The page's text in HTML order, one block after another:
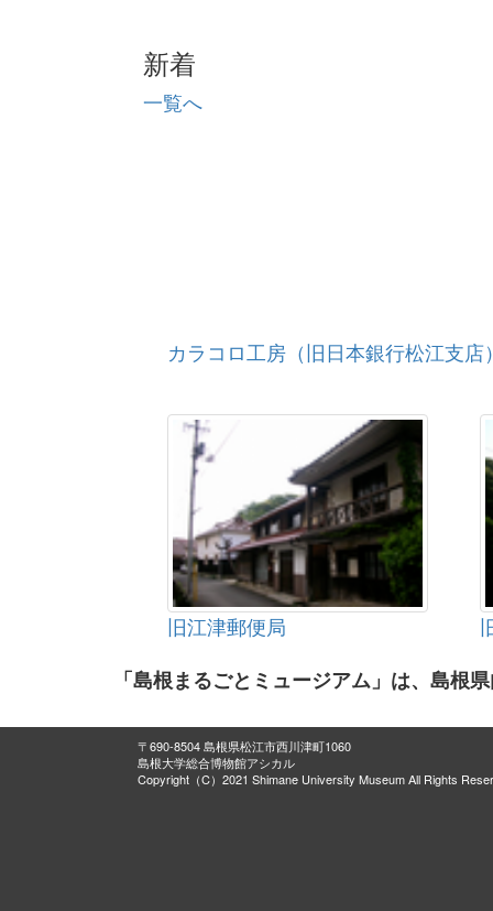
新着
一覧へ
カラコロ工房（旧日本銀行松江支店
旧江津郵便局
「島根まるごとミュージアム」は、島根
〒690-8504 島根県松江市西川津町1060
島根大学総合博物館アシカル
Copyright（C）2021 Shimane University Museum All Rights